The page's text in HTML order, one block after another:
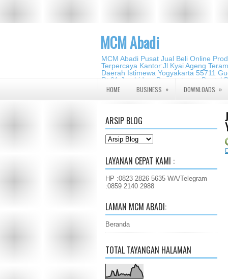
MCM Abadi
MCM Abadi Pusat Jual Beli Online
Terpercaya Kantor:Jl Kyai Ageng
Daerah Istimewa Yogyakarta 55711
Rt.01,Jambidan,
2140 2988
HOME BUSINESS » DOWNLOADS »
ARSIP BLOG
LAYANAN CEPAT KAMI :
HP :0823 2826 5635 WA/Telegram
:0859 2140 2988
LAMAN MCM ABADI:
Beranda
TOTAL TAYANGAN HALAMAN